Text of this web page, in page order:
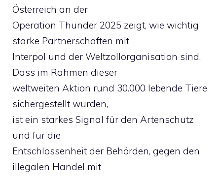
Österreich an der
Operation Thunder 2025 zeigt, wie wichtig
starke Partnerschaften mit
Interpol und der Weltzollorganisation sind.
Dass im Rahmen dieser
weltweiten Aktion rund 30.000 lebende Tiere
sichergestellt wurden,
ist ein starkes Signal für den Artenschutz
und für die
Entschlossenheit der Behörden, gegen den
illegalen Handel mit